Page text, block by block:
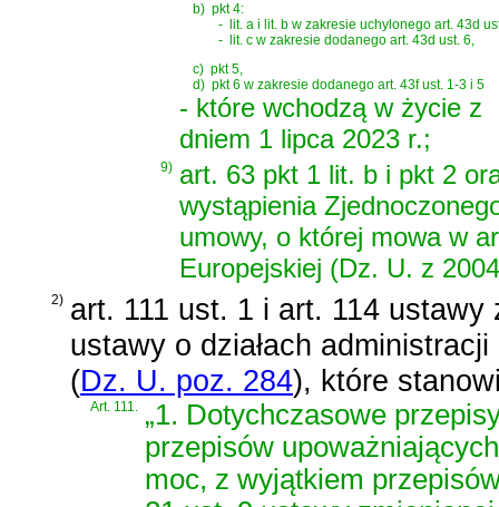
b) pkt 4:
-
lit. a i lit. b w zakresie uchylonego art. 43d
-
lit. c w zakresie dodanego art. 43d ust. 6,
c) pkt 5,
d) pkt 6 w zakresie dodanego art. 43f ust. 1-3 i 5
- które wchodzą w życie z
dniem 1 lipca 2023 r.;
9) art. 63 pkt 1 lit. b i pkt 2
wystąpienia
umowy, o której mowa w
Europejskiej (Dz. U. z
2) art. 111 ust. 1 i art. 114
ustawy o działach
(Dz. U. poz. 284), które
Art. 111. „1. Dotychczasowe
przepisów
moc, z wyjątkiem